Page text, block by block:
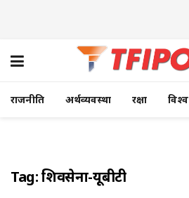
राजनीति अर्थव्यवस्था रक्षा विश्व
Tag:शिवसेना-यूबीटी